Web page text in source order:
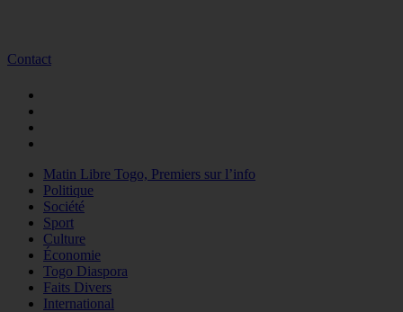
Contact
Matin Libre Togo, Premiers sur l’info
Politique
Société
Sport
Culture
Économie
Togo Diaspora
Faits Divers
International